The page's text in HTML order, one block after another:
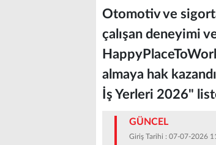
Otomotiv ve
çalışan deneyimi
almaya hak
İş Yerleri 2026"
GÜNCEL
Giriş Tarihi : 07-07-2026